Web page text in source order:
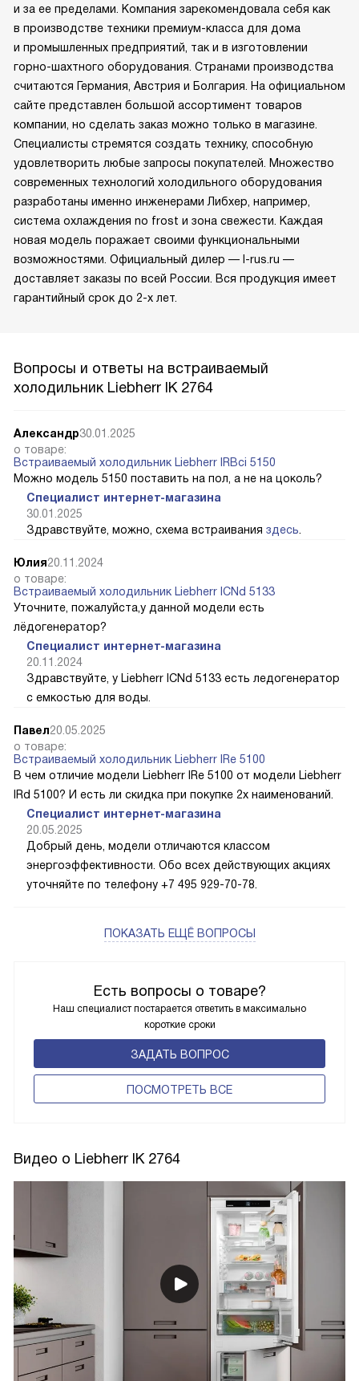
и за ее пределами. Компания зарекомендовала себя как
в производстве техники премиум-класса для дома
и промышленных предприятий, так и в изготовлении
горно-шахтного оборудования. Странами производства
считаются Германия, Австрия и Болгария. На официальном
сайте представлен большой ассортимент товаров
компании, но сделать заказ можно только в магазине.
Специалисты стремятся создать технику, способную
удовлетворить любые запросы покупателей. Множество
современных технологий холодильного оборудования
разработаны именно инженерами Либхер, например,
система охлаждения no frost и зона свежести. Каждая
новая модель поражает своими функциональными
возможностями. Официальный дилер — l-rus.ru —
доставляет заказы по всей России. Вся продукция имеет
гарантийный срок до 2-х лет.
Вопросы и ответы на встраиваемый
холодильник Liebherr IK 2764
Есть вопросы о товаре?
Наш специалист постарается ответить в максимально
короткие сроки
ЗАДАТЬ ВОПРОС
ПОCМОТРЕТЬ ВСЕ
Александр30.01.2025
о товаре:
Встраиваемый холодильник Liebherr IRBci 5150
Можно модель 5150 поставить на пол, а не на цоколь?
Специалист интернет-магазина
30.01.2025
Здравствуйте, можно, схема встраивания здесь
Юлия20.11.2024
о товаре:
Встраиваемый холодильник Liebherr ICNd 5133
Уточните, пожалуйста,у данной модели есть
лёдогенератор?
Специалист интернет-магазина
20.11.2024
Здравствуйте, у Liebherr ICNd 5133 есть ледогенератор
с емкостью для воды.
Павел20.05.2025
о товаре:
Встраиваемый холодильник Liebherr IRe 5100
В чем отличие модели Liebherr IRe 5100 от модели Liebherr
IRd 5100? И есть ли скидка при покупке 2х наименований.
Специалист интернет-магазина
20.05.2025
Добрый день, модели отличаются классом
энергоэффективности. Обо всех действующих акциях
уточняйте по телефону +7 495 929-70-78.
ПОКАЗАТЬ ЕЩЁ ВОПРОСЫ
Видео о Liebherr IK 2764